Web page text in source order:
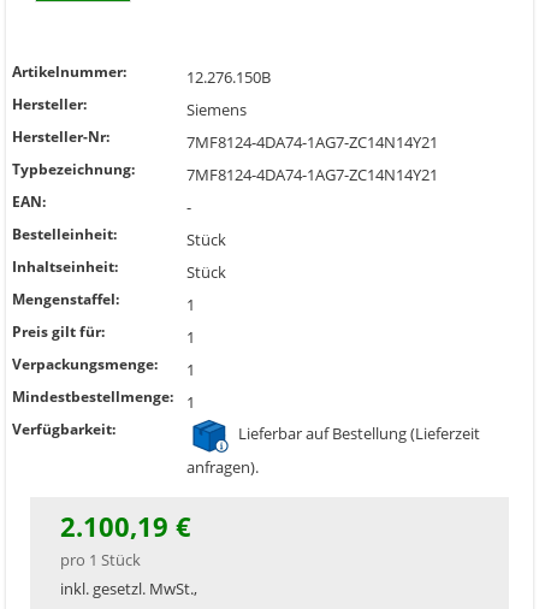
Artikelnummer: 12.276.150B
Hersteller: Siemens
Hersteller-Nr: 7MF8124-4DA74-1AG7-ZC14N14Y21
Typbezeichnung: 7MF8124-4DA74-1AG7-ZC14N14Y21
EAN: -
Bestelleinheit: Stück
Inhaltseinheit: Stück
Mengenstaffel: 1
Preis gilt für: 1
Verpackungsmenge: 1
Mindestbestellmenge: 1
Verfügbarkeit:
Lieferbar auf Bestellung (Lieferzeit
anfragen).
2.100,19 €
pro 1 Stück
inkl. gesetzl. MwSt.,